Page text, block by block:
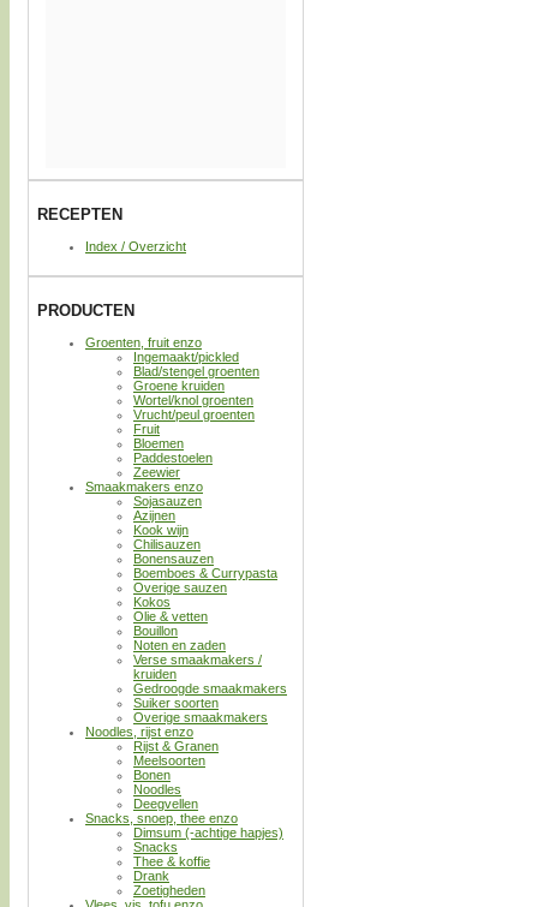
RECEPTEN
Index / Overzicht
PRODUCTEN
Groenten, fruit enzo
Ingemaakt/pickled
Blad/stengel groenten
Groene kruiden
Wortel/knol groenten
Vrucht/peul groenten
Fruit
Bloemen
Paddestoelen
Zeewier
Smaakmakers enzo
Sojasauzen
Azijnen
Kook wijn
Chilisauzen
Bonensauzen
Boemboes & Currypasta
Overige sauzen
Kokos
Olie & vetten
Bouillon
Noten en zaden
Verse smaakmakers /
kruiden
Gedroogde smaakmakers
Suiker soorten
Overige smaakmakers
Noodles, rijst enzo
Rijst & Granen
Meelsoorten
Bonen
Noodles
Deegvellen
Snacks, snoep, thee enzo
Dimsum (-achtige hapjes)
Snacks
Thee & koffie
Drank
Zoetigheden